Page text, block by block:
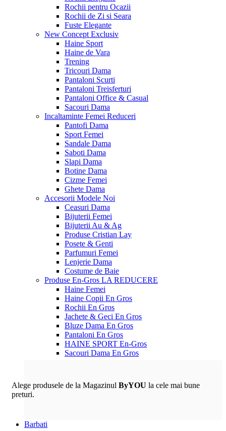
Rochii pentru Ocazii
Rochii de Zi si Seara
Fuste Elegante
New Concept Exclusiv
Haine Sport
Haine de Vara
Trening
Tricouri Dama
Pantaloni Scurti
Pantaloni Treisferturi
Pantaloni Office & Casual
Sacouri Dama
Incaltaminte Femei Reduceri
Pantofi Dama
Sport Femei
Sandale Dama
Saboti Dama
Slapi Dama
Botine Dama
Cizme Femei
Ghete Dama
Accesorii Modele Noi
Ceasuri Dama
Bijuterii Femei
Bijuterii Au & Ag
Produse Cristian Lay
Posete & Genti
Parfumuri Femei
Lenjerie Dama
Costume de Baie
Produse En-Gros LA REDUCERE
Haine Femei
Haine Copii En Gros
Rochii En Gros
Jachete & Geci En Gros
Bluze Dama En Gros
Pantaloni En Gros
HAINE SPORT En-Gros
Sacouri Dama En Gros
Alege produsele de la Magazinul ByYOU la cele mai bune
preturi.
Barbati